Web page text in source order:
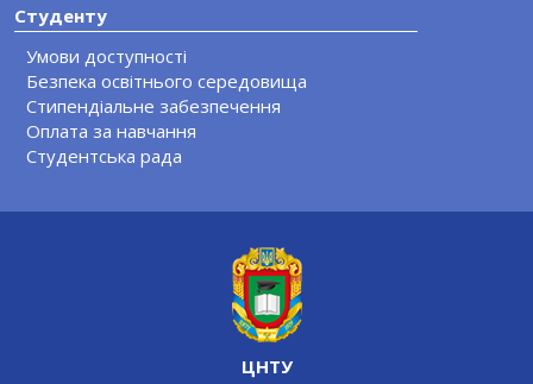
Студенту
Умови доступності
Безпека освітнього середовища
Стипендіальне забезпечення
Оплата за навчання
Студентська рада
ЦНТУ